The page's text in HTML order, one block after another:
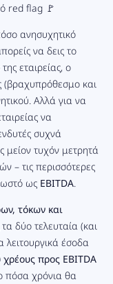
red flag 🚩
ανησυχητικό
να δεις το
της εταιρείας, ο
(βραχυπρόθεσμο και
Αλλά για να
να
συχνά
μείον τυχόν μετρητά
– τις περισσότερες
ως EBITDA.
τόκων και
δύο τελευταία (και
έσοδα
προς EBITDA
πόσα χρόνια θα